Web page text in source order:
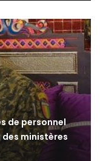
de personnel
ministères